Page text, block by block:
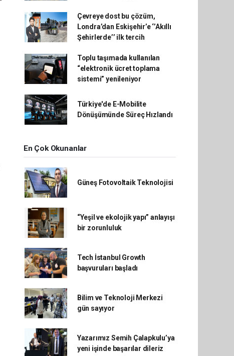
Çevreye dost bu çözüm,
Londra’dan Eskişehir’e ‘’Akıllı
Şehirlerde’’ ilk tercih
Toplu taşımada kullanılan
“elektronik ücret toplama
sistemi” yenileniyor
Türkiye'de E-Mobilite
Dönüşümünde Süreç Hızlandı
En Çok Okunanlar
Güneş Fotovoltaik Teknolojisi
“Yeşil ve ekolojik yapı” anlayışı
bir zorunluluk
Tech İstanbul Growth
başvuruları başladı
Bilim ve Teknoloji Merkezi
gün sayıyor
Yazarımız Semih Çalapkulu’ya
yeni işinde başarılar dileriz